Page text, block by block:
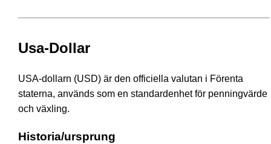
Usa-Dollar
USA-dollarn (USD) är den officiella valutan i Förenta
staterna, används som en standardenhet för penningvärde
och växling.
Historia/ursprung